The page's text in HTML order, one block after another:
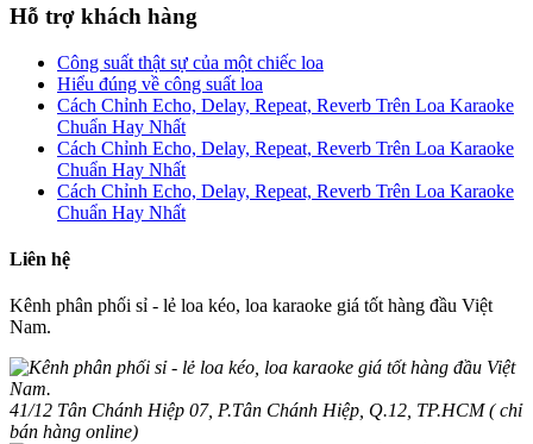
Hỗ trợ khách hàng
Công suất thật sự của một chiếc loa
Hiểu đúng về công suất loa
Cách Chỉnh Echo, Delay, Repeat, Reverb Trên Loa Karaoke
Chuẩn Hay Nhất
Cách Chỉnh Echo, Delay, Repeat, Reverb Trên Loa Karaoke
Chuẩn Hay Nhất
Cách Chỉnh Echo, Delay, Repeat, Reverb Trên Loa Karaoke
Chuẩn Hay Nhất
Liên hệ
Kênh phân phối sỉ - lẻ loa kéo, loa karaoke giá tốt hàng đầu Việt
Nam.
41/12 Tân Chánh Hiệp 07, P.Tân Chánh Hiệp, Q.12, TP.HCM ( chỉ
bán hàng online)